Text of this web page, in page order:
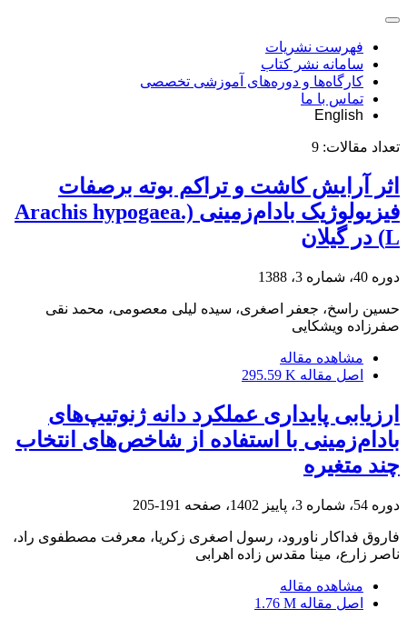
فهرست نشریات
سامانه نشر کتاب
کارگاه‌ها و دوره‌های آموزشی تخصصی
تماس با ما
English
تعداد مقالات: 9
اثر آرایش کاشت و تراکم بوته برصفات
فیزیولوژیک بادام‌زمینی (.Arachis hypogaea
L) در گیلان
دوره 40، شماره 3، 1388
حسین راسخ، جعفر اصغری، سیده لیلی معصومی، محمد نقی
صفرزاده ویشکایی
مشاهده مقاله
اصل مقاله 295.59 K
ارزیابی پایداری عملکرد دانه ژنوتیپ‌های
بادام‌زمینی با استفاده از شاخص‌های انتخاب
چند متغیره
دوره 54، شماره 3، پاییز 1402، صفحه 191-205
فاروق فداکار ناورود، رسول اصغری زکریا، معرفت مصطفوی راد،
ناصر زارع، مینا مقدس زاده اهرابی
مشاهده مقاله
اصل مقاله 1.76 M